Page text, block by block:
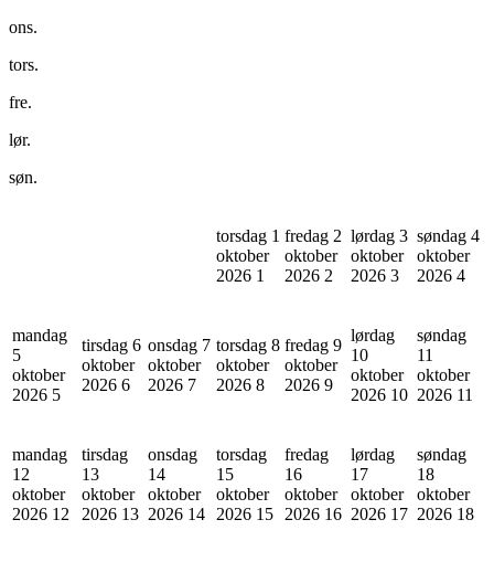
ons.
tors.
fre.
lør.
søn.
torsdag 1
oktober
2026 1
fredag 2
oktober
2026 2
lørdag 3
oktober
2026 3
søndag 4
oktober
2026 4
mandag
5
oktober
2026 5
tirsdag 6
oktober
2026 6
onsdag 7
oktober
2026 7
torsdag 8
oktober
2026 8
fredag 9
oktober
2026 9
lørdag
10
oktober
2026 10
søndag
11
oktober
2026 11
mandag
12
oktober
2026 12
tirsdag
13
oktober
2026 13
onsdag
14
oktober
2026 14
torsdag
15
oktober
2026 15
fredag
16
oktober
2026 16
lørdag
17
oktober
2026 17
søndag
18
oktober
2026 18